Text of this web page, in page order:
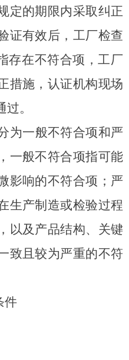
定的期限内采取纠正
证有效后，工厂检查
存在不符合项，工厂
措施，认证机构现场
。
为一般不符合项和严
一般不符合项指可能
影响的不符合项；严
生产制造或检验过程
以及产品结构、关键
致且较为严重的不符
件